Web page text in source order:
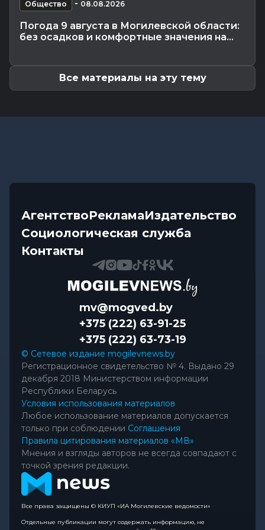
Калейдоскоп -07.08.2026 17:06
подъема, чем они полезны в...
Экономика -07.08.2026 16:14
Общество - 08.08.2026
Погода 9 августа в Могилевской области:
без осадков и комфортные значения на...
Все материалы на эту тему
АгентствоРекламаИздательство
Социологическая служба
Контакты
mv@mogved.by
+375 (222) 63-91-25
+375 (222) 63-73-19
© Сетевое издание mogilevnews.by
Регистрационное свидетельство № 4. Выдано 29
декабря 2018 Министерством информации
Республики Беларусь
Условия использования материалов
Любое использование материалов допускается
только при соблюдении Соглашения
Правила цитирования материалов «МВ»
Мнения и взгляды авторов не всегда совпадают с
точкой зрения редакции.
Все права защищены © КИУП «ИА Могилевские ведомости»
Отдельные публикации могут содержать информацию, не